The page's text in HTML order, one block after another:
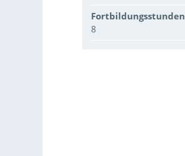
Fortbildungsstunden
8